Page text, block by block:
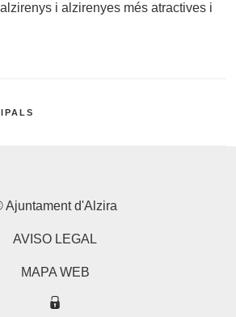
i alzirenyes més atractives i
Ajuntament d'Alzira
AVISO LEGAL
MAPA WEB